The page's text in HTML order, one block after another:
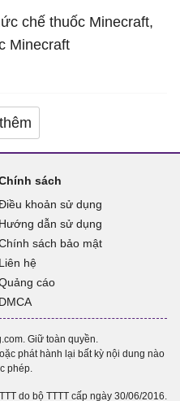
chế thuốc Minecraft,
Minecraft
sách
khoản sử dụng
Hướng dẫn sử dụng
sách bảo mật
Liên hệ
cáo
DMCA
Giữ toàn quyền.
phát hành lại bất kỳ nội dung nào
phép.
do bộ TTTT cấp ngày 30/06/2016.